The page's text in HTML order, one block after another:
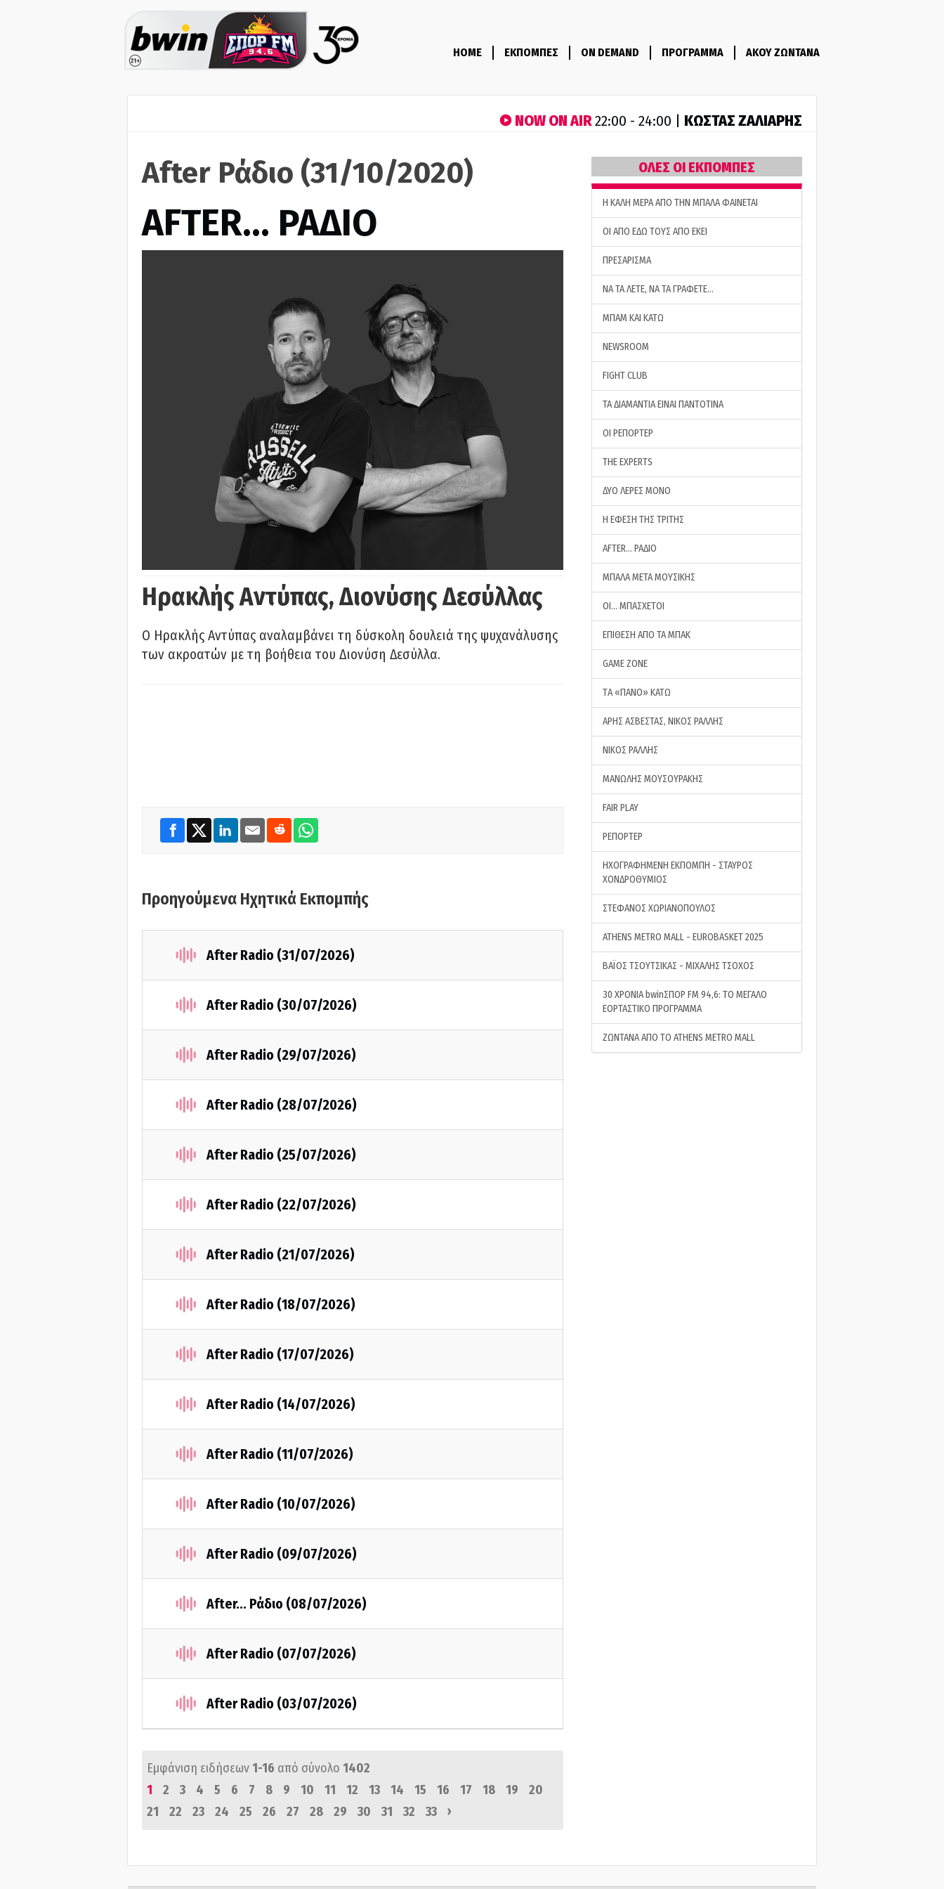
HOME ΕΚΠΟΜΠΕΣ ON DEMAND ΠΡΟΓΡΑΜΜΑ ΑΚΟΥ ΖΩΝΤΑΝΑ
NOW ON AIR22:00 - 24:00 | ΚΩΣΤΑΣ ΖΑΛΙΑΡΗΣ
After Ράδιο (31/10/2020)
AFTER… ΡΑΔΙΟ
Ηρακλής Αντύπας, Διονύσης Δεσύλλας
Ο Ηρακλής Αντύπας αναλαμβάνει τη δύσκολη δουλειά της ψυχανάλυσης
των ακροατών με τη βοήθεια του Διονύση Δεσύλλα.
Προηγούμενα Ηχητικά Εκπομπής
After Radio (31/07/2026)
After Radio (30/07/2026)
After Radio (29/07/2026)
After Radio (28/07/2026)
After Radio (25/07/2026)
After Radio (22/07/2026)
After Radio (21/07/2026)
After Radio (18/07/2026)
After Radio (17/07/2026)
After Radio (14/07/2026)
After Radio (11/07/2026)
After Radio (10/07/2026)
After Radio (09/07/2026)
After... Ράδιο (08/07/2026)
After Radio (07/07/2026)
After Radio (03/07/2026)
Εμφάνιση ειδήσεων1-16 από σύνολο 1402
1
2 3 4 5 6 7 8 9 10 11 12 13 14 15 16 17 18 19
20
21
22 23 24 25 26 27 28 29 30 31 32 33 ›
ΟΛΕΣ ΟΙ ΕΚΠΟΜΠΕΣ
H ΚΑΛΗ ΜΕΡΑ ΑΠΟ ΤΗΝ ΜΠΑΛΑ ΦΑΙΝΕΤΑΙ
ΟΙ ΑΠΟ ΕΔΩ ΤΟΥΣ ΑΠΟ ΕΚΕΙ
ΠΡΕΣΑΡΙΣΜΑ
ΝΑ ΤΑ ΛΕΤΕ, ΝΑ ΤΑ ΓΡΑΦΕΤΕ…
ΜΠΑΜ ΚΑΙ ΚΑΤΩ
NEWSROOM
FIGHT CLUB
ΤΑ ΔΙΑΜΑΝΤΙΑ ΕΙΝΑΙ ΠΑΝΤΟΤΙΝΑ
ΟΙ ΡΕΠΟΡΤΕΡ
THE EXPERTS
ΔΥΟ ΛΕΡΕΣ ΜΟΝΟ
Η ΕΦΕΣΗ ΤΗΣ ΤΡΙΤΗΣ
AFTER… ΡΑΔΙΟ
ΜΠΑΛΑ ΜΕΤΑ ΜΟΥΣΙΚΗΣ
ΟΙ… ΜΠΑΣΧΕΤΟΙ
ΕΠΙΘΕΣΗ ΑΠΟ ΤΑ ΜΠΑΚ
GAME ZONE
ΤA «ΠΑΝΟ» ΚΑΤΩ
ΑΡΗΣ ΑΣΒΕΣΤΑΣ, ΝΙΚΟΣ ΡΑΛΛΗΣ
ΝΙΚΟΣ ΡΑΛΛΗΣ
ΜΑΝΩΛΗΣ ΜΟΥΣΟΥΡΑΚΗΣ
FAIR PLAY
ΡΕΠΟΡΤΕΡ
ΗΧΟΓΡΑΦΗΜΕΝΗ ΕΚΠΟΜΠΗ - ΣΤΑΥΡΟΣ
ΧΟΝΔΡΟΘΥΜΙΟΣ
ΣΤΕΦΑΝΟΣ ΧΩΡΙΑΝΟΠΟΥΛΟΣ
ATHENS METRO MALL - EUROBASKET 2025
ΒΑΪΟΣ ΤΣΟΥΤΣΙΚΑΣ - ΜΙΧΑΛΗΣ ΤΣΟΧΟΣ
30 ΧΡΟΝΙΑ bwinΣΠΟΡ FM 94,6: ΤΟ ΜΕΓΑΛΟ
ΕΟΡΤΑΣΤΙΚΟ ΠΡΟΓΡΑΜΜΑ
ΖΩΝΤΑΝΑ ΑΠΟ ΤΟ ATHENS METRO MALL